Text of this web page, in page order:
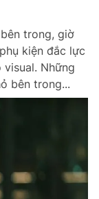
trong, giờ
kiện đắc lực
Những
bên trong...